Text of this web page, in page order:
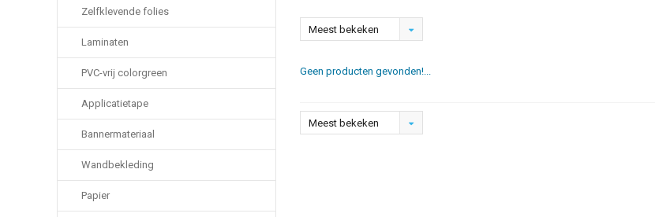
Zelfklevende folies
Laminaten
PVC-vrij colorgreen
Applicatietape
Bannermateriaal
Wandbekleding
Papier
Meest bekeken
Geen producten gevonden!...
Meest bekeken